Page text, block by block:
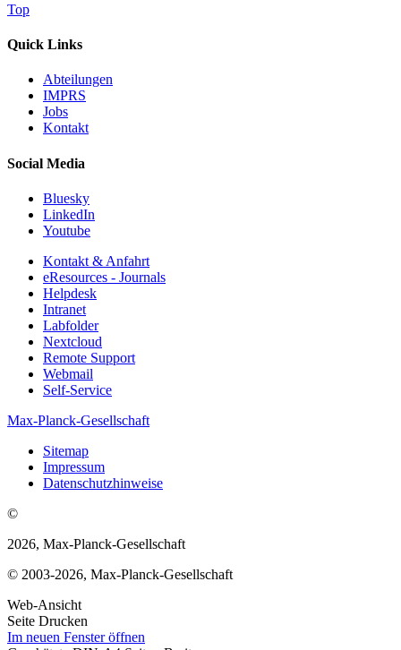
Top
Quick Links
Abteilungen
IMPRS
Jobs
Kontakt
Social Media
Bluesky
LinkedIn
Youtube
Kontakt & Anfahrt
eResources - Journals
Helpdesk
Intranet
Labfolder
Nextcloud
Remote Support
Webmail
Self-Service
Max-Planck-Gesellschaft
Sitemap
Impressum
Datenschutzhinweise
©
2026, Max-Planck-Gesellschaft
© 2003-2026, Max-Planck-Gesellschaft
Web-Ansicht
Seite Drucken
Im neuen Fenster öffnen